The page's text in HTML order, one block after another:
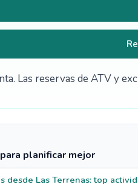
Las reservas de ATV y
planificar mejor
desde Las Terrenas: top